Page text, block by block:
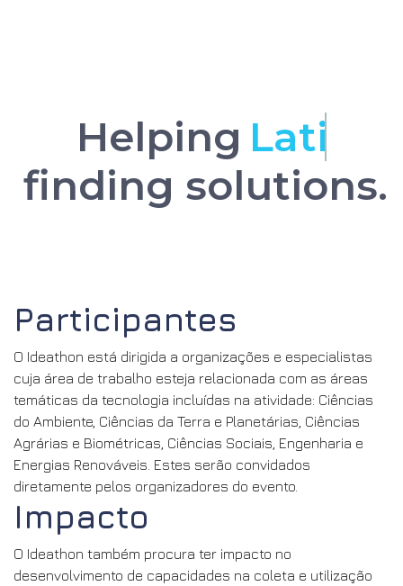
Helping
the Caribbean
Participantes
O Ideathon está dirigida a organizações e especialistas
cuja área de trabalho esteja relacionada com as áreas
temáticas da tecnologia incluídas na atividade: Ciências
do Ambiente, Ciências da Terra e Planetárias, Ciências
Agrárias e Biométricas, Ciências Sociais, Engenharia e
Energias Renováveis. Estes serão convidados
diretamente pelos organizadores do evento.
Impacto